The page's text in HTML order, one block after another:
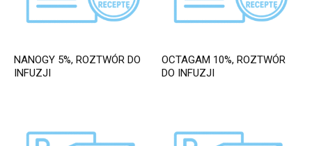
NANOGY 5%, ROZTWÓR DO
INFUZJI
OCTAGAM 10%, ROZTWÓR
DO INFUZJI